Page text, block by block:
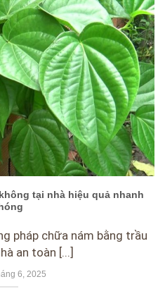
tại nhà hiệu quả nhanh
pháp chữa nám bằng trầu
an toàn [...]
6, 2025